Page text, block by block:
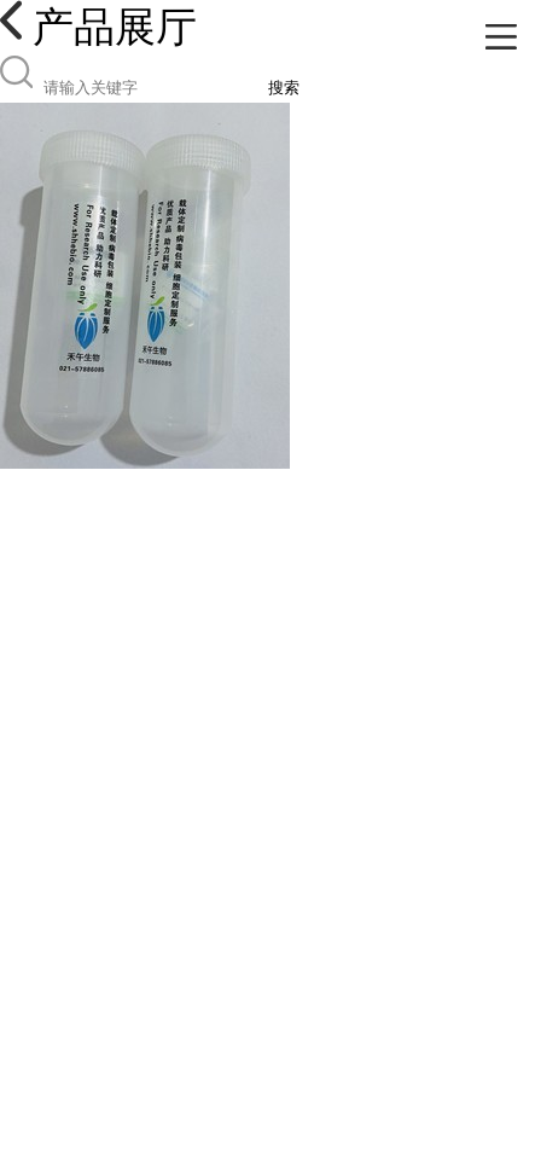
产品展厅
搜索